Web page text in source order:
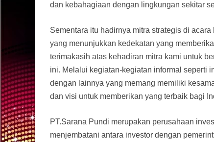
dan kebahagiaan dengan lingkungan sekitar
Sementara itu hadirnya mitra strategis di
yang menunjukkan kedekatan yang
terimakasih atas kehadiran mitra kami untuk
ini. Melalui kegiatan-kegiatan informal seperti
dengan lainnya yang memang memiliki
dan visi untuk memberikan yang terbaik bagi
PT.Sarana Pundi merupakan perusahaan
menjembatani antara investor dengan